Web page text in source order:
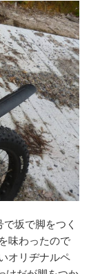
坂で脚をつく
味わったので
オリヂナルペ